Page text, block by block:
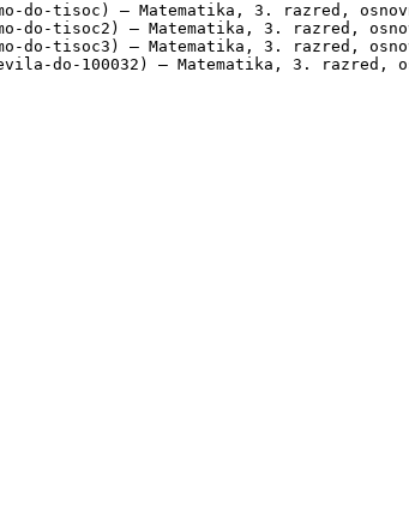
do-tisoc) — Matematika, 3. razred,
do-tisoc2) — Matematika, 3. razred,
do-tisoc3) — Matematika, 3. razred,
do-100032) — Matematika, 3. razred,